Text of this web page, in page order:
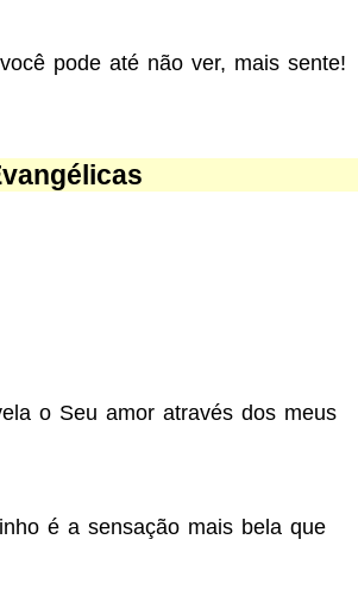
pode até não ver, mais sente!
o Seu amor através dos meus
é a sensação mais bela que